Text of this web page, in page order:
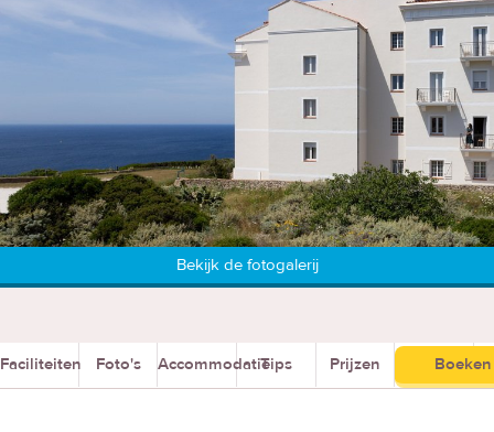
Bekijk de fotogalerij
Faciliteiten Foto's AccommodatieTips Prijzen Boeken